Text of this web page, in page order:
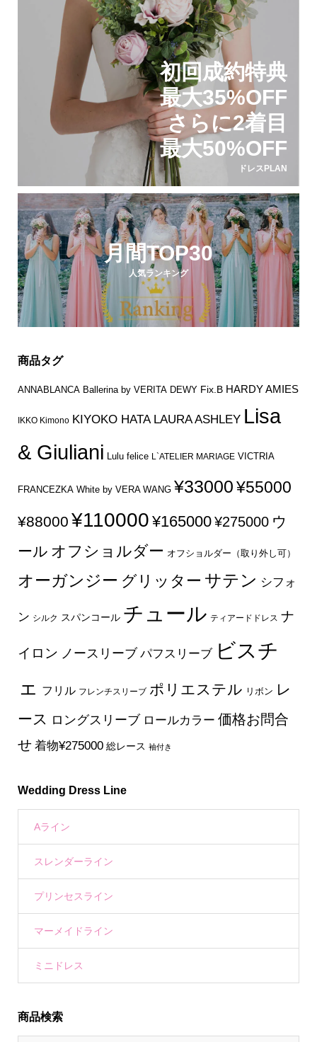
初回成約特典
最大35%OFF
さらに2着目
最大50%OFF
ドレスPLAN
月間TOP30
人気ランキング
商品タグ
ANNABLANCA Ballerina by VERITA DEWY Fix.B HARDY AMIES
IKKO Kimono KIYOKO HATA LAURA ASHLEY Lisa
& Giuliani Lulu felice L`ATELIER MARIAGE VICTRIA
FRANCEZKA White by VERA WANG ¥33000¥55000
¥88000 ¥110000 ¥165000¥275000 ウ
ール オフショルダー オフショルダー（取り外し可）
オーガンジー グリッター サテン シフォ
ン シルク スパンコール チュール ティアードドレス ナ
イロン ノースリーブ パフスリーブ ビスチ
ェ
フリル フレンチスリーブ ポリエステル リボン レ
ース ロングスリーブ ロールカラー 価格お問合
せ 着物¥275000 総レース 袖付き
Wedding Dress Line
Aライン
スレンダーライン
プリンセスライン
マーメイドライン
ミニドレス
商品検索